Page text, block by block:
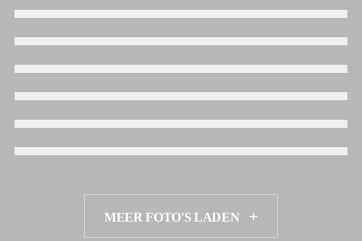
MEER FOTO'S LADEN